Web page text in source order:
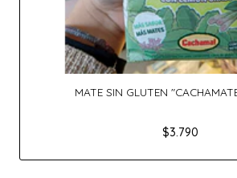
MATE SIN GLUTEN
$3.790